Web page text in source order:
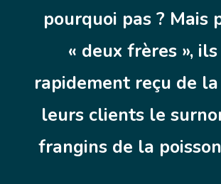
pourquoi pas ? Mais
« deux frères »,
rapidement reçu de
leurs clients le
frangins de la